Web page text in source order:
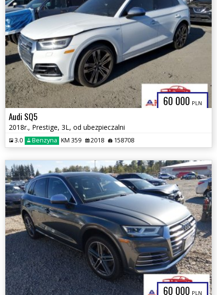
60 000 PLN
Audi SQ5
2018r., Prestige, 3L, od ubezpieczalni
3.0 Benzyna KM 359 2018 158708
60 000 PLN